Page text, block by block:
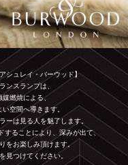
シュレイ・バーウッド】
ンスランプは、
媒燃焼による、
空間へ導きます。
ーは見る人を魅了します。
ることにより、深みが出て、
をお楽しみ頂けます。
見つけてください。